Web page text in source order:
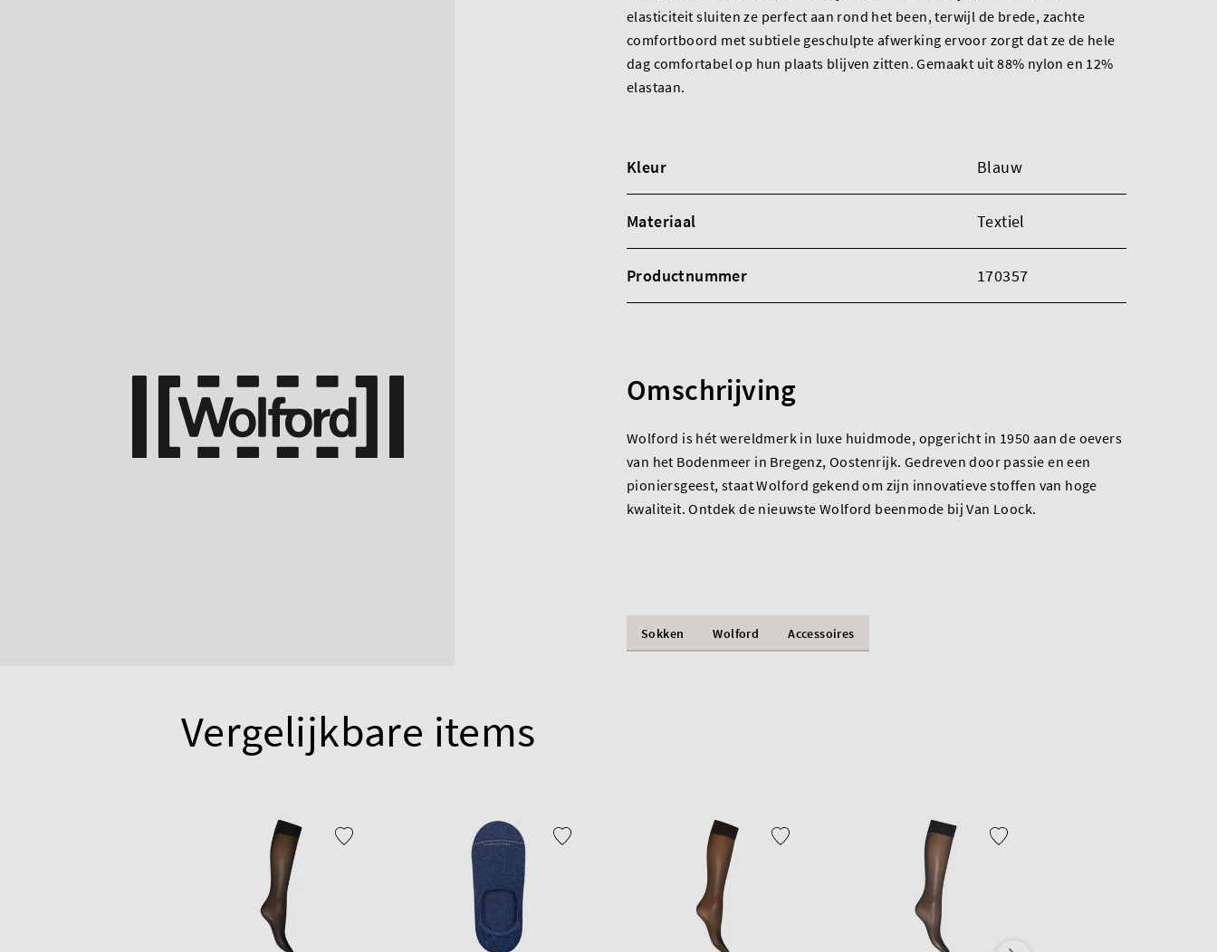
elasticiteit sluiten ze perfect aan rond het been, terwijl de brede, zachte
comfortboord met subtiele geschulpte afwerking ervoor zorgt dat ze de hele
dag comfortabel op hun plaats blijven zitten. Gemaakt uit 88% nylon en 12%
elastaan.
Kleur Blauw
Materiaal Textiel
Productnummer 170357
Omschrijving
Wolford is hét wereldmerk in luxe huidmode, opgericht in 1950 aan de oevers
van het Bodenmeer in Bregenz, Oostenrijk. Gedreven door passie en een
pioniersgeest, staat Wolford gekend om zijn innovatieve stoffen van hoge
kwaliteit. Ontdek de nieuwste Wolford beenmode bij Van Loock.
Sokken Wolford Accessoires
Vergelijkbare items